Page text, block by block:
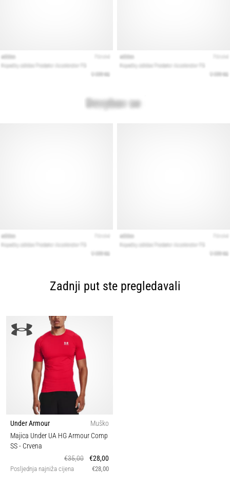
Zadnji put ste pregledavali
Under Armour
Muško
Majica Under UA HG Armour Comp
SS- Crvena
€35,00
€28,00
Posljednja najniža cijena €28,00